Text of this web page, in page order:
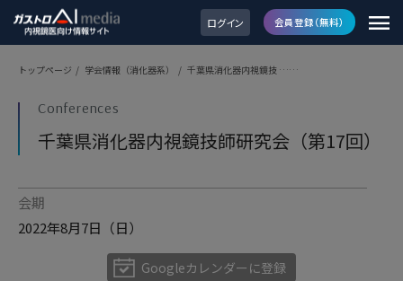
ログイン 会員登録（無料）
トップページ / 学会情報（消化器系） / 千葉県消化器内視鏡技 ……
Conferences
千葉県消化器内視鏡技師研究会（第17回）
会期
2022年8月7日（日）
Googleカレンダーに登録